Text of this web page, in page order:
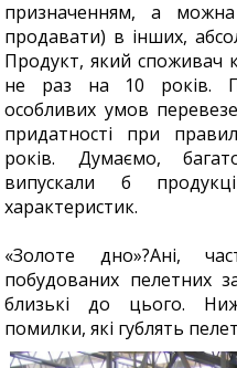
призначенням, а
продавати) в інших,
Продукт, який споживач
не раз на 10 років.
особливих умов
придатності при
років. Думаємо,
випускали б
характеристик.
«Золоте дно»?Ані,
побудованих пелетних
близькі до цього.
помилки, які гублять